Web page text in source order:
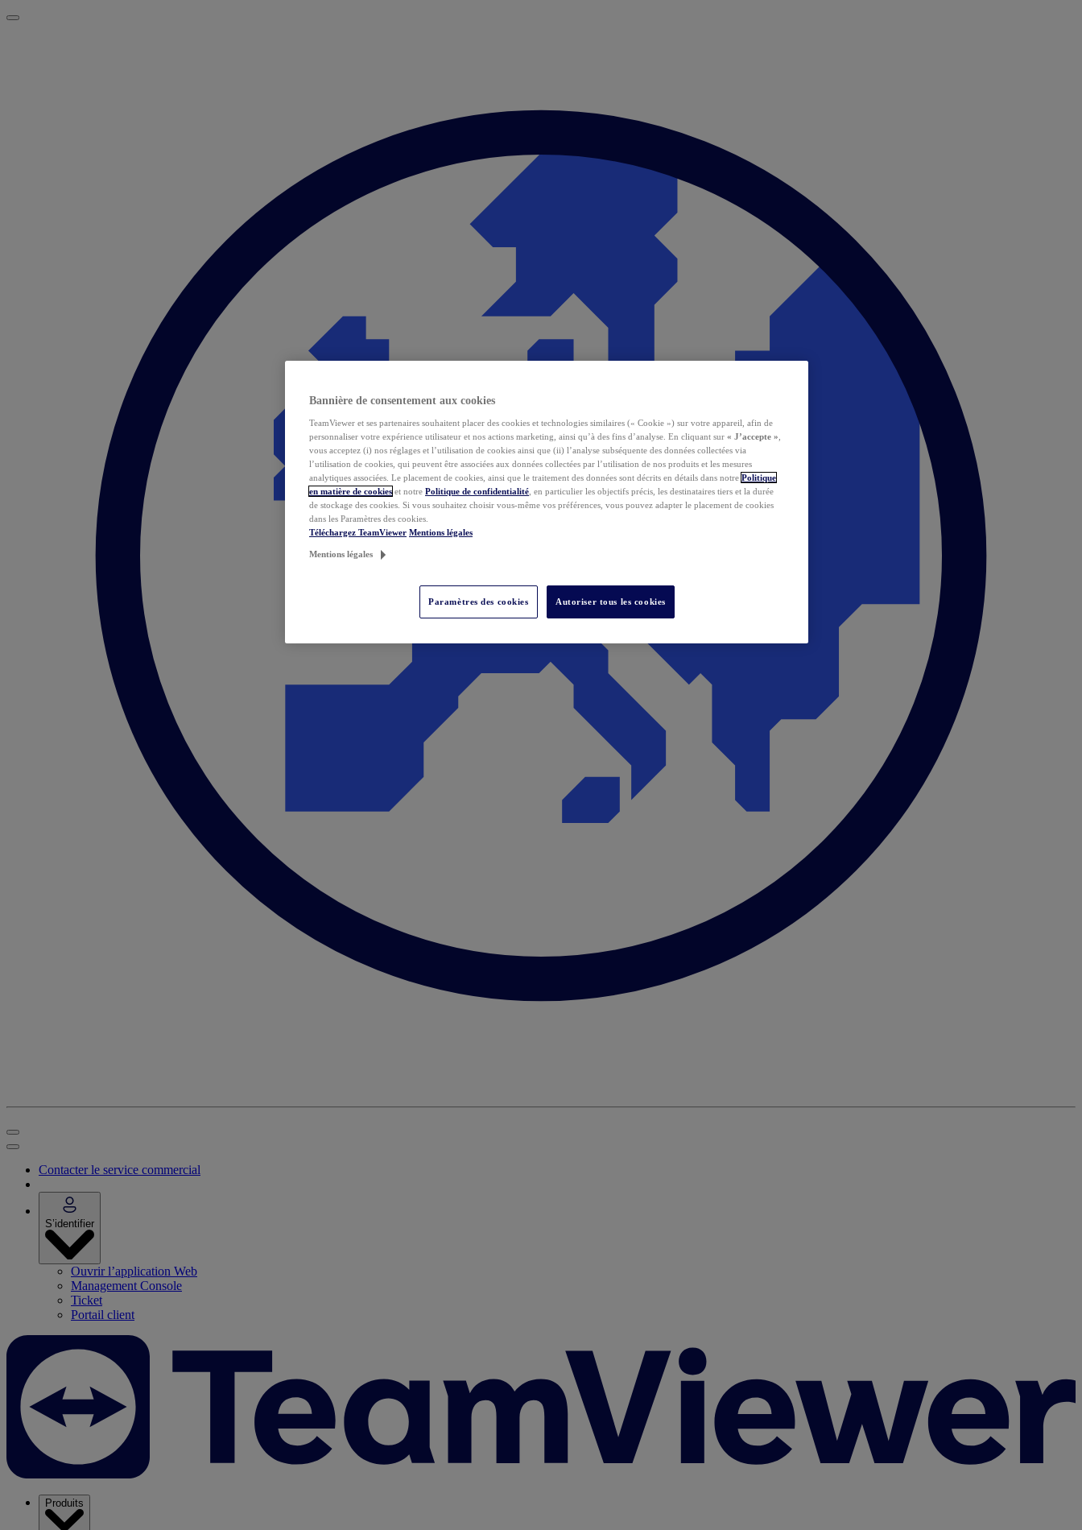
Contacter le service commercial
S’identifier
Ouvrir l’application Web
Management Console
Ticket
Portail client
Produits
Bannière de consentement aux cookies
TeamViewer et ses partenaires souhaitent placer des cookies et technologies similaires (« Cookie ») sur votre appareil, afin de
personnaliser votre expérience utilisateur et nos actions marketing, ainsi qu’à des fins d’analyse. En cliquant sur « J’accepte »
vous acceptez (i) nos réglages et l’utilisation de cookies ainsi que (ii) l’analyse subséquente des données collectées via
l’utilisation de cookies, qui peuvent être associées aux données collectées par l’utilisation de nos produits et les mesures
analytiques associées. Le placement de cookies, ainsi que le traitement des données sont décrits en détails dans notre Politique
en matière de cookies et notre Politique de confidentialité , en particulier les objectifs précis, les destinataires tiers et la durée
de stockage des cookies. Si vous souhaitez choisir vous-même vos préférences, vous pouvez adapter le placement de cookies
dans les Paramètres des cookies.
Téléchargez TeamViewer Mentions légales
Mentions légales
Paramètres des cookies Autoriser tous les cookies